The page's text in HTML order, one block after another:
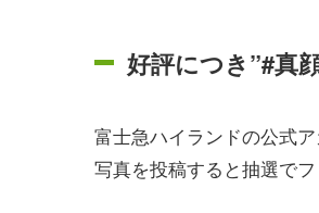
好評につき”#真
富士急ハイランドの公式
写真を投稿すると抽選で